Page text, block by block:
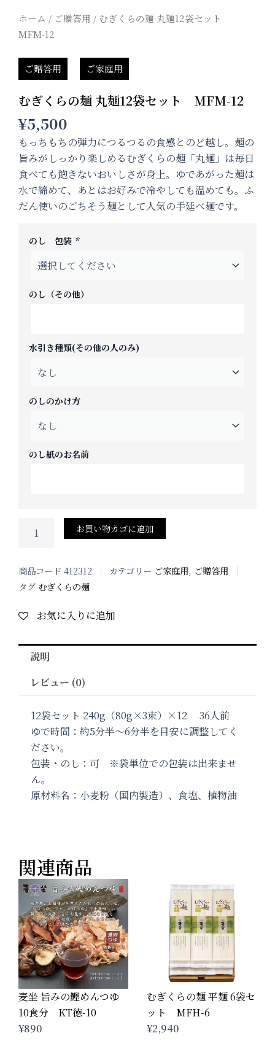
ホーム / ご贈答用 / むぎくらの麺 丸麺12袋セット
MFM-12
ご贈答用 ご家庭用
むぎくらの麺 丸麺12袋セット MFM-12
¥5,500
もっちもちの弾力につるつるの食感とのど越し。麺の
旨みがしっかり楽しめるむぎくらの麺「丸麺」は毎日
食べても飽きないおいしさが身上。ゆであがった麺は
水で締めて、あとはお好みで冷やしても温めても。ふ
だん使いのごちそう麺として人気の手延べ麺です。
のし 包装 *
のし（その他）
水引き種類(その他の人のみ)
のしのかけ方
のし紙のお名前
MFM-
お買い物カゴに追加
商品コード 412312 カテゴリー ご家庭用, ご贈答用
タグ むぎくらの麺
お気に入りに追加
説明
レビュー (0)
12袋セット 240g（80g×3束）×12 36人前
ゆで時間：約5分半〜6分半を目安に調整してく
ださい。
包装・のし：可 ※袋単位での包装は出来ませ
ん。
原材料名：小麦粉（国内製造）、食塩、植物油
関連商品
麦坐 旨みの鰹めんつゆ
10食分 KT徳-10
¥890
むぎくらの麺 平麺 6袋セ
ット MFH-6
¥2,940